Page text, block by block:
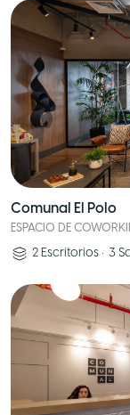
Comunal El Polo
ESPACIO DE
2 Escritorios • 3